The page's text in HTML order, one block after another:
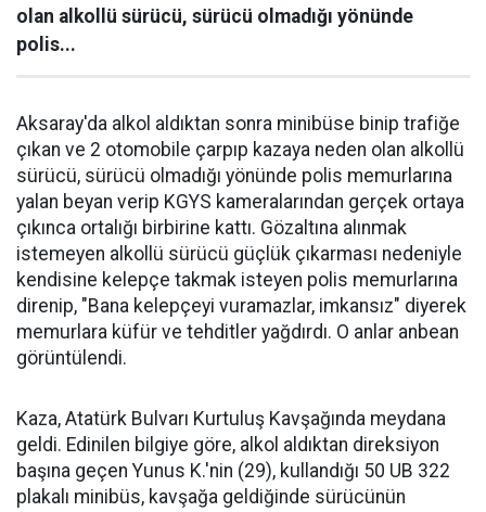
olan alkollü sürücü, sürücü olmadığı yönünde
polis...
Aksaray'da alkol aldıktan sonra minibüse binip trafiğe
çıkan ve 2 otomobile çarpıp kazaya neden olan alkollü
sürücü, sürücü olmadığı yönünde polis memurlarına
yalan beyan verip KGYS kameralarından gerçek ortaya
çıkınca ortalığı birbirine kattı. Gözaltına alınmak
istemeyen alkollü sürücü güçlük çıkarması nedeniyle
kendisine kelepçe takmak isteyen polis memurlarına
direnip, "Bana kelepçeyi vuramazlar, imkansız" diyerek
memurlara küfür ve tehditler yağdırdı. O anlar anbean
görüntülendi.
Kaza, Atatürk Bulvarı Kurtuluş Kavşağında meydana
geldi. Edinilen bilgiye göre, alkol aldıktan direksiyon
başına geçen Yunus K.'nin (29), kullandığı 50 UB 322
plakalı minibüs, kavşağa geldiğinde sürücünün